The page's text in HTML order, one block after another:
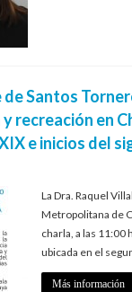
Santos
recreación en
e inicios del
La Dra. Raquel
Metropolitana de
charla, a las 11:00
ubicada en el
Más información